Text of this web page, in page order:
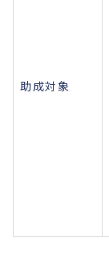
助成対象